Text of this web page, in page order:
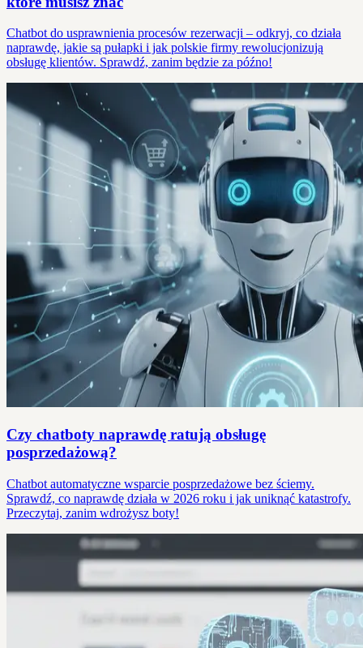
Chatbot do usprawnienia procesów rezerwacji – odkryj, co działa
naprawdę, jakie są pułapki i jak polskie firmy rewolucjonizują
obsługę klientów. Sprawdź, zanim będzie za późno!
Czy chatboty naprawdę ratują obsługę
posprzedażową?
Chatbot automatyczne wsparcie posprzedażowe bez ściemy.
Sprawdź, co naprawdę działa w 2026 roku i jak uniknąć katastrofy.
Przeczytaj, zanim wdrożysz boty!